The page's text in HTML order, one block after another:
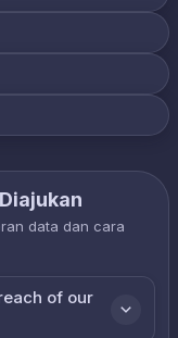
data dan cara
of our